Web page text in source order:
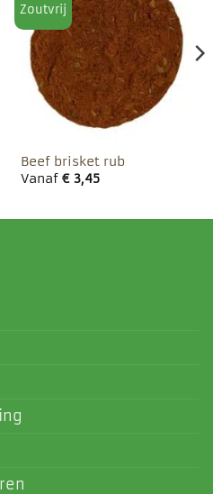
Zoutvrij
Toevoegen
aan
favorieten
Beef brisket rub
Vanaf €3,45